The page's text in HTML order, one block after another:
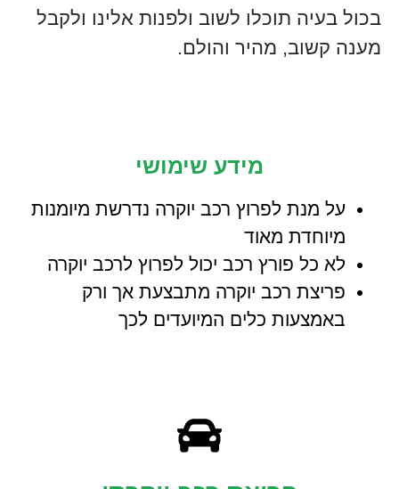
בכול בעיה תוכלו לשוב ולפנות אלינו ולקבל
מענה קשוב, מהיר והולם.
מידע שימושי
על מנת לפרוץ רכב יוקרה נדרשת מיומנות
מיוחדת מאוד
לא כל פורץ רכב יכול לפרוץ לרכב יוקרה
פריצת רכב יוקרה מתבצעת אך ורק
באמצעות כלים המיועדים לכך